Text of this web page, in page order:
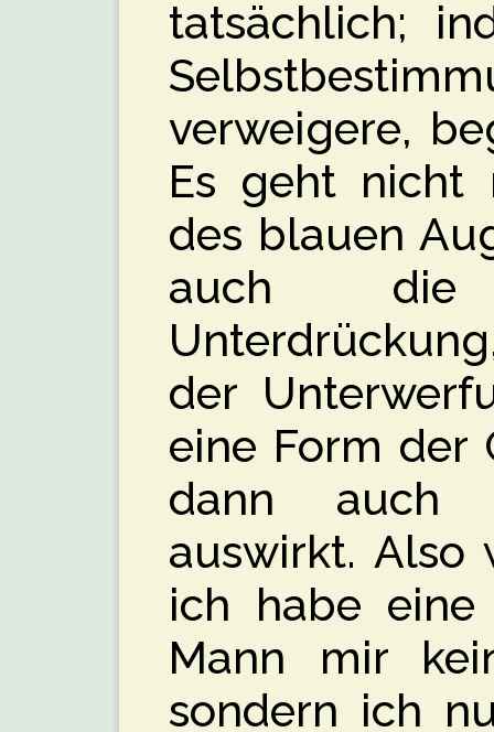
tatsächlich;
verweigere,
Es geht nicht
des blauen
auch
der
eine Form der
dann auch
auswirkt. Also
ich habe eine
Mann mir
sondern ich